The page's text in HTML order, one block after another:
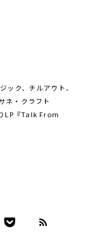
ック、チルアウト、
ネ・クラフト
LP『Talk From